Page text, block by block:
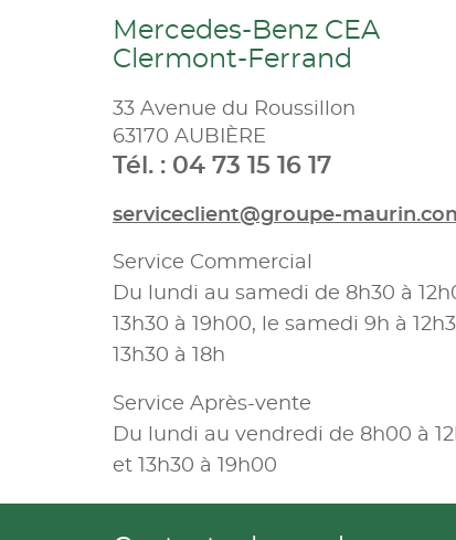
Mercedes-Benz CEA
Clermont-Ferrand
33 Avenue du Roussillon
63170 AUBIÈRE
Tél. : 04 73 15 16 17
serviceclient@groupe-
Service Commercial
Du lundi au samedi de 8h30 à
13h30 à 19h00, le samedi 9h à
13h30 à 18h
Service Après-vente
Du lundi au vendredi de 8h00 à
et 13h30 à 19h00